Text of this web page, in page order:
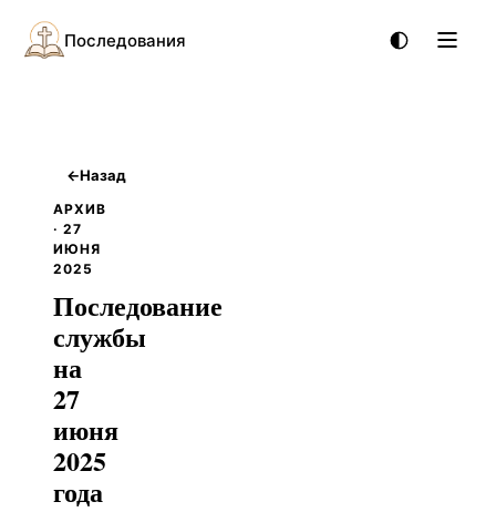
Последования
←Назад
АРХИВ
· 27
ИЮНЯ
2025
Последование
службы
на
27
июня
2025
года